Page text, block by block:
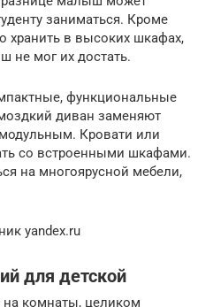
заниматься. Кроме
хранить в высоких шкафах,
мог их достать.
функциональные
диван заменяют
Кровати или
со встроенными шкафами.
на многоярусной мебели,
yandex.ru
для детской
на комнаты, целиком